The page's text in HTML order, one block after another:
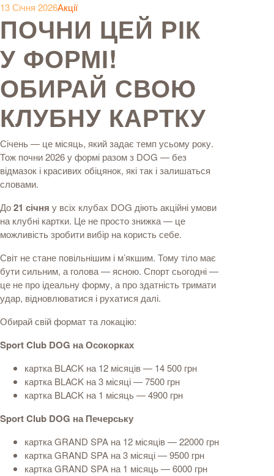
13 Січня 2026Акції
ПОЧНИ ЦЕЙ РІК
У ФОРМІ!
ОБИРАЙ СВОЮ
КЛУБНУ КАРТКУ
Січень — це місяць, який задає темп усьому року.
Тож почни 2026 у формі разом з DOG — без
відмазок і красивих обіцянок, які так і залишаться
словами.
До21 січня у всіх клубах DOG діють акційні умови
на клубні картки. Це не просто знижка — це
можливість зробити вибір на користь себе.
Світ не стане повільнішим і м’якшим. Тому тіло має
бути сильним, а голова — ясною. Спорт сьогодні —
це не про ідеальну форму, а про здатність тримати
удар, відновлюватися і рухатися далі.
Обирай свій формат та локацію:
Sport Club DOG на Осокорках
картка BLACK на 12 місяців — 14 500 грн
картка BLACK на 3 місяці — 7500 грн
картка BLACK на 1 місяць — 4900 грн
Sport Club DOG на Печерську
картка GRAND SPA на 12 місяців — 22000 грн
картка GRAND SPA на 3 місяці — 9500 грн
картка GRAND SPA на 1 місяць — 6000 грн